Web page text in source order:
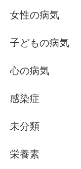
女性の病気
子どもの病気
心の病気
感染症
未分類
栄養素